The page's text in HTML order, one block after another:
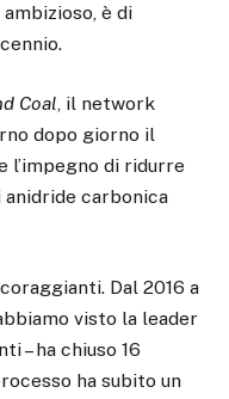
ambizioso, è di
Coal, il network
dopo giorno il
l’impegno di ridurre
carbonica
Dal 2016 a
visto la leader
– ha chiuso 16
ha subito un